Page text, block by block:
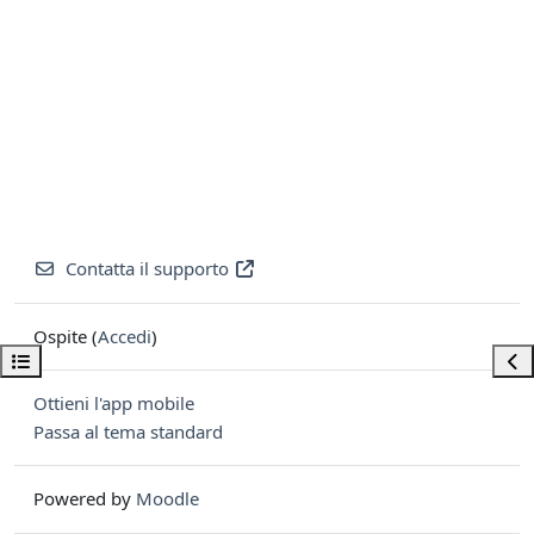
Apri indice del corso
Contatta il supporto
Ospite (Accedi)
Ottieni l'app mobile
Passa al tema standard
Powered by Moodle